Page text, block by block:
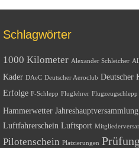
Schlagwörter
1000 Kilometer Alexander Schleicher
Kader DAeC Deutscher Aeroclub Deutscher
Erfolge F-Schlepp Fluglehrer Flugzeugschlepp
Hammerwetter Jahreshauptversammlung
Luftfahrerschein Luftsport
Pilotenschein Platzierungen Prüfung